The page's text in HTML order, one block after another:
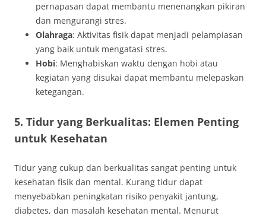
pernapasan dapat membantu menenangkan pikiran
dan mengurangi stres.
Olahraga: Aktivitas fisik dapat menjadi pelampiasan
yang baik untuk mengatasi stres.
Hobi: Menghabiskan waktu dengan hobi atau
kegiatan yang disukai dapat membantu melepaskan
ketegangan.
5. Tidur yang Berkualitas: Elemen Penting
untuk Kesehatan
Tidur yang cukup dan berkualitas sangat penting untuk
kesehatan fisik dan mental. Kurang tidur dapat
menyebabkan peningkatan risiko penyakit jantung,
diabetes, dan masalah kesehatan mental. Menurut